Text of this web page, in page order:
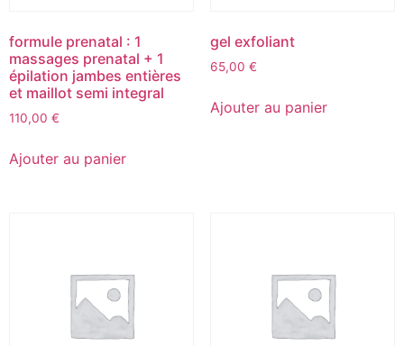
formule prenatal : 1
massages prenatal + 1
épilation jambes entières
et maillot semi integral
110,00 €
Ajouter au panier
gel exfoliant
65,00 €
Ajouter au panier